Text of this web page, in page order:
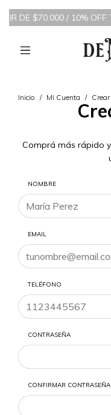
DE $70.000 / 10% OFF
Inicio / Mi Cuenta /
Comprá más rápido
NOMBRE
EMAIL
TELÉFONO
CONTRASEÑA
CONFIRMAR CONTRASEÑA